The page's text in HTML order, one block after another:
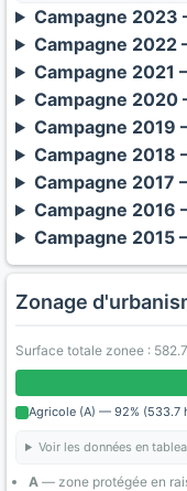
Campagne 2023
Campagne 2022
Campagne 2021
Campagne 2020
Campagne 2019
Campagne 2018
Campagne 2017
Campagne 2016
Campagne 2015
Zonage
Surface totale zonee :
Agricole (A) — 92% (533.7
Voir les données en
A — zone protégée en